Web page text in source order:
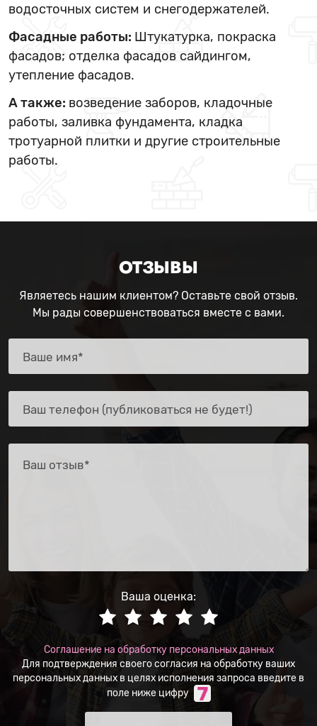
водосточных систем и снегодержателей.
Фасадные работы: Штукатурка, покраска
фасадов; отделка фасадов сайдингом,
утепление фасадов.
А также: возведение заборов, кладочные
работы, заливка фундамента, кладка
тротуарной плитки и другие строительные
работы.
ОТЗЫВЫ
Являетесь нашим клиентом? Оставьте свой отзыв.
Мы рады совершенствоваться вместе с вами.
Ваша оценка:
Соглашение на обработку персональных данных
Для подтверждения своего согласия на обработку ваших
персональных данных в целях исполнения запроса введите в
поле ниже цифру